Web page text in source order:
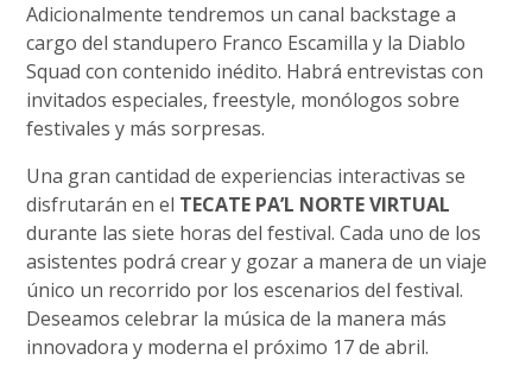
Adicionalmente tendremos un canal backstage a
cargo del standupero Franco Escamilla y la Diablo
Squad con contenido inédito. Habrá entrevistas con
invitados especiales, freestyle, monólogos sobre
festivales y más sorpresas.
Una gran cantidad de experiencias interactivas se
disfrutarán en el TECATE PA’L NORTE VIRTUAL
durante las siete horas del festival. Cada uno de los
asistentes podrá crear y gozar a manera de un viaje
único un recorrido por los escenarios del festival.
Deseamos celebrar la música de la manera más
innovadora y moderna el próximo 17 de abril.